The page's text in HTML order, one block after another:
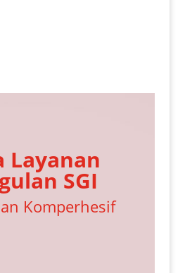
Layanan
SGI
Komperhesif